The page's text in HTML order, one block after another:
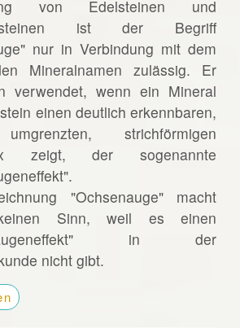
von Edelsteinen und
ist der Begriff
nur in Verbindung mit dem
Mineralnamen zulässig. Er
verwendet, wenn ein Mineral
einen deutlich erkennbaren,
strichförmigen
zeigt, der sogenannte
"Ochsenauge" macht
Sinn, weil es einen
in der
nicht gibt.